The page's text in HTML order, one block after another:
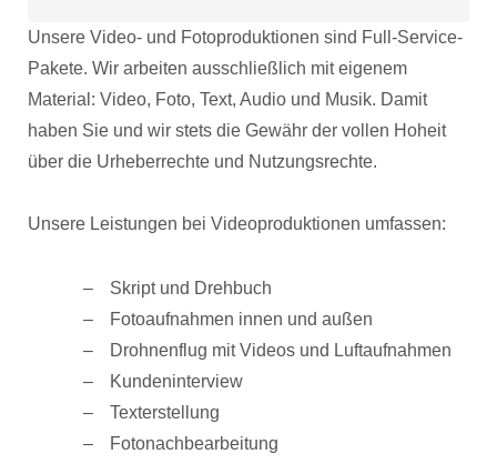
Unsere Video- und Fotoproduktionen sind Full-Service-
Pakete. Wir arbeiten ausschließlich mit eigenem
Material: Video, Foto, Text, Audio und Musik. Damit
haben Sie und wir stets die Gewähr der vollen Hoheit
über die Urheberrechte und Nutzungsrechte.
Unsere Leistungen bei Videoproduktionen umfassen:
Skript und Drehbuch
Fotoaufnahmen innen und außen
Drohnenflug mit Videos und Luftaufnahmen
Kundeninterview
Texterstellung
Fotonachbearbeitung